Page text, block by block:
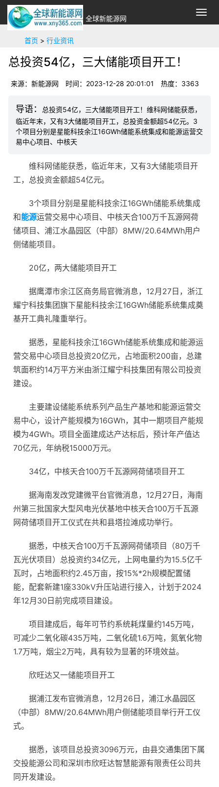
切
换
全球新能源网
首页 > 行业资讯
总投资54亿，三大储能项目开工！
来源：新能源网 时间：2023-12-28 20:01:01 热度： 3363
总投资54亿，三大储能项目开工！维科网储能获悉，
临近年末，又有3大储能项目开工，总投资金额超54亿元。3
个项目分别是星能科技余江16GWh储能系统集成和能源运营交
易中心项目、中核天
维科网储能获悉，临近年末，又有3大储能项目开
工，总投资金额超54亿元。
3个项目分别是星能科技余江16GWh储能系统集成
和能源运营交易中心项目、中核天合100万千瓦源网荷
储项目、浦江水晶园区（中部）8MW/20.64MWh用户
侧储能项目。
20亿，两大储能项目开工
据鹰潭市余江区商务局官微消息，12月27日，浙江
耀宁科技集团旗下星能科技余江16GWh储能系统集成奠
基开工典礼隆重举行。
据悉，星能科技余江16GWh储能系统集成和能源运
营交易中心项目总投资20亿元，占地面积200亩，总建
筑面积约14万平方米由浙江耀宁科技集团有限公司投资
建设。
主要建设储能系统系列产品生产基地和能源运营交
易中心，设计产能规模为16GWh，其中一期项目产能规
模为4GWh。项目全面建成达产达标后，预计年产值达
70亿元，年纳税15000万元。
34亿，中核天合100万千瓦源网荷储项目开工
据海南发改党建微平台官微消息，12月27日，海南
州第三批国家大型风电光伏基地中核天合100万千瓦源
网荷储项目开工仪式在共和县塔拉滩成功举行。
据悉，中核天合100万千瓦源网荷储项目（80万千
瓦光伏项目）总投资约34亿元，上网电量约为15.5亿千
瓦时，占地面积约2.45万亩，按15%*2h规模配置储
能，配套新建1座330kV升压站进行接入，计划于2024
年12月30日前完成项目建设。
项目建成后，每年可节约系统耗煤量约145万吨，
可减少二氧化碳435万吨，二氧化硫1.6万吨，氮氧化物
1.7万吨，烟尘2万吨，具有较为显著的环境效益。
欣旺达又一储能项目开工
据浦江发布官微消息，12月26日，浦江水晶园区
（中部）8MW/20.64MWh用户侧储能项目举行开工仪
式。
据悉，该项目总投资3096万元，由县交通集团下属
交投能源公司和深圳市欣旺达智慧能源有限责任公司共
同开发建设。